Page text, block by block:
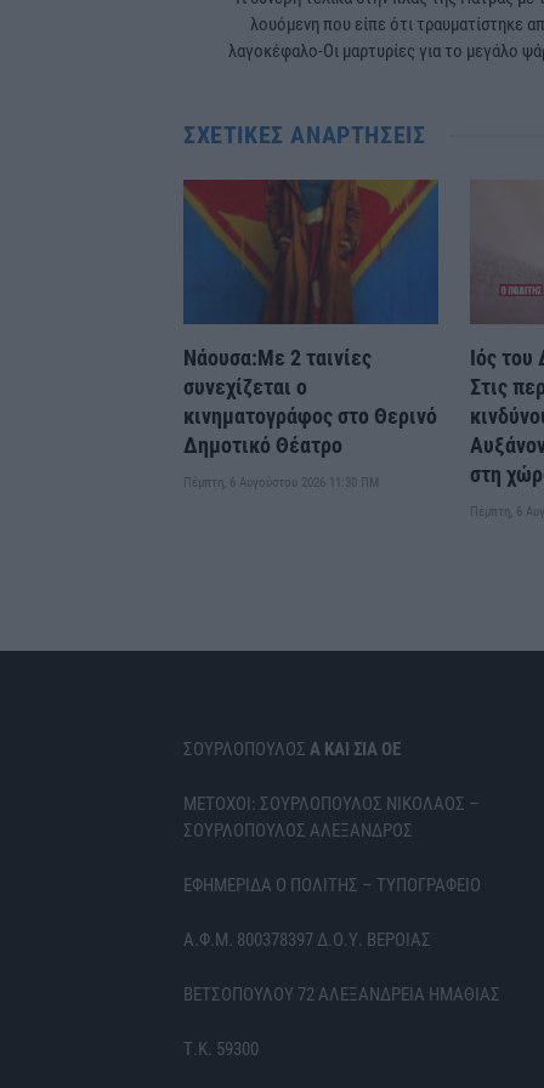
λουόμενη που είπε ότι τραυματίστηκε
λαγοκέφαλο-Οι μαρτυρίες για το μεγάλο
ΣΧΕΤΙΚΈΣ ΑΝΑΡΤΉΣΕΙΣ
Νάουσα:Με 2 ταινίες
συνεχίζεται ο
κινηματογράφος στο Θερινό
Δημοτικό Θέατρο
Πέμπτη, 6 Αυγούστου 2026 11:30 ΠΜ
Ιός του
Στις
στη
Πέμπτη, 6
ΣΟΥΡΛΟΠΟΥΛΟΣ Α ΚΑΙ ΣΙΑ ΟΕ
ΜΕΤΟΧΟΙ: ΣΟΥΡΛΟΠΟΥΛΟΣ ΝΙΚΟΛΑΟΣ –
ΣΟΥΡΛΟΠΟΥΛΟΣ ΑΛΕΞΑΝΔΡΟΣ
ΕΦΗΜΕΡΙΔΑ Ο ΠΟΛΙΤΗΣ – ΤΥΠΟΓΡΑΦΕΙΟ
Α.Φ.Μ. 800378397 Δ.Ο.Υ. ΒΕΡΟΙΑΣ
ΒΕΤΣΟΠΟΥΛΟΥ 72 ΑΛΕΞΑΝΔΡΕΙΑ ΗΜΑΘΙΑΣ
Τ.Κ. 59300